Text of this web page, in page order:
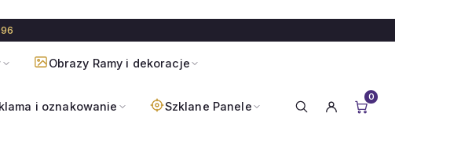
Obrazy Ramy i dekoracje
i oznakowanie Szklane Panele
0